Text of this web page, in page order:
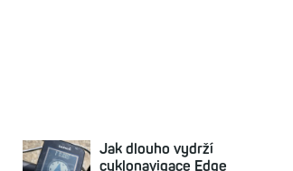
Jak dlouho vydrží
cyklonavigace Edge